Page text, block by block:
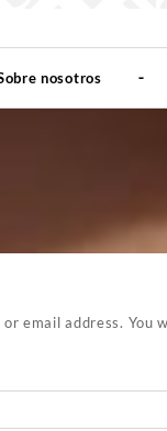
nosotros
email address.